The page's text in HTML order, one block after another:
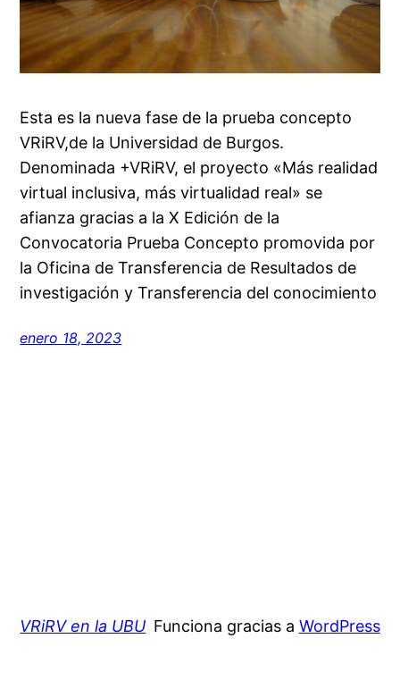
Esta es la nueva fase de la prueba concepto
VRiRV,de la Universidad de Burgos.
Denominada +VRiRV, el proyecto «Más realidad
virtual inclusiva, más virtualidad real» se
afianza gracias a la X Edición de la
Convocatoria Prueba Concepto promovida por
la Oficina de Transferencia de Resultados de
investigación y Transferencia del conocimiento
enero 18, 2023
VRiRV en la UBU Funciona gracias a WordPress